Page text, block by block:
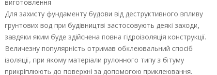
виготовлення
Для захисту фундаменту будови від деструктивного впливу
грунтових вод при будівництві застосовують деякі заходи,
завдяки яким буде здійснена повна гідроізоляція конструкції.
Величезну популярність отримав обклеювальний спосіб
ізоляції, при якому матеріали рулонного типу з бітуму
прикріплюють до поверхні за допомогою приклеювання.